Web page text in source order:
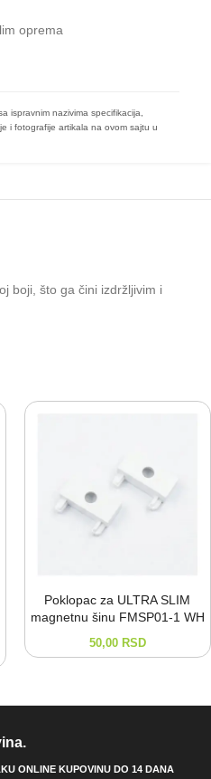
oprema
ispravnim nazivima specifikacija,
i fotografije artikala na ovom sajtu u
boji, što ga čini izdržljivim i
Poklopac za ULTRA SLIM
magnetnu šinu FMSP01-⁠1 WH
50,00 RSD
ONLINE KUPOVINU DO 14 DANA